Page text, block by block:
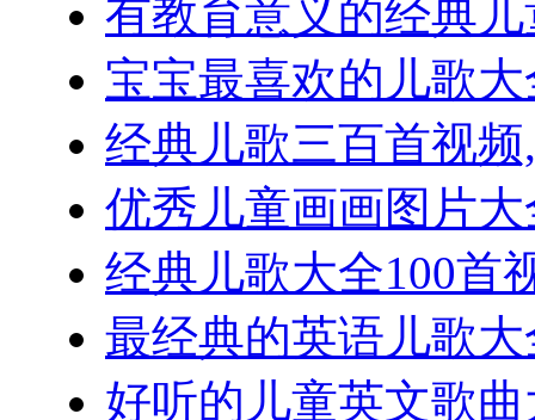
有教育意义的经典
宝宝最喜欢的儿歌大
经典儿歌三百首视
优秀儿童画画图片大
经典儿歌大全100首
最经典的英语儿歌
好听的儿童英文歌